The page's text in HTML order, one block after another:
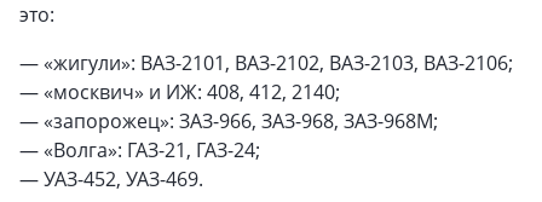
это:
— «жигули»: ВАЗ-2101, ВАЗ-2102, ВАЗ-2103, ВАЗ-2106;
— «москвич» и ИЖ: 408, 412, 2140;
— «запорожец»: ЗАЗ-966, ЗАЗ-968, ЗАЗ-968М;
— «Волга»: ГАЗ-21, ГАЗ-24;
— УАЗ-452, УАЗ-469.